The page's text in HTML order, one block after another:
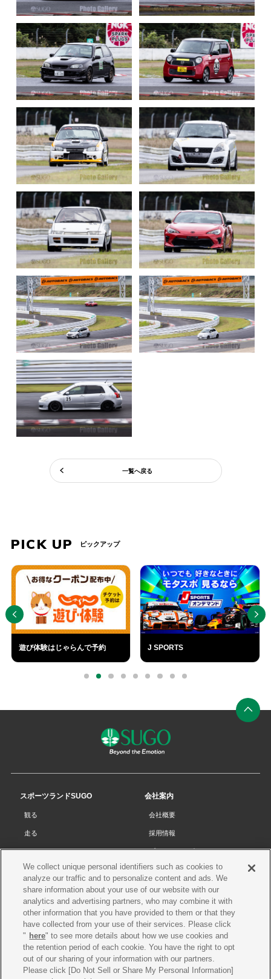
一覧へ戻る
PICK UP ピックアップ
SUGO CAFÉ
SUGO
ふるさと納税
外
部
0 1 2 3 4 5 6 7 8
PREV NEXT
の
スポーツランドSUGO
観る
走る
チケット
リザルト
コース・施設
SUGOで遊ぼう
スクール
イベントスケジュール
営業案内・アクセス
会社案内
会社概要
採用情報
プライバシーポリシー
Cookieポリシー
サイトマップ
お問い合わせ
プレス申請
We collect unique personal identifiers such as cookies to
analyze our traffic and to personalize content and ads. We
share information about your use of our website with our
analytics and advertising partners, who may combine it with
other information that you have provided to them or that they
have collected from your use of their services. Please click
" here" to see more details about how we use cookies and
the retention period of each cookie. You have the right to opt
out of our sharing of your information with our partners.
Please click [Do Not Sell or Share My Personal Information]